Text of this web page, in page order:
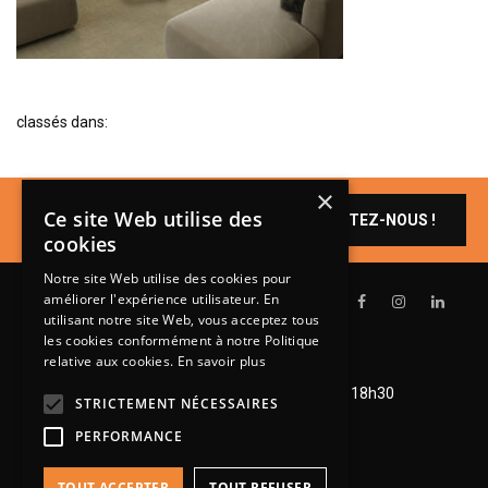
BIBLIOTHÈQUE
TABLE BASSE
TABLES
BAHUT
CONVERTIBLE
LITS RELEVABLES
CADRES DE LIT
classés dans:
Un produit vous
intéresse ?
CONTACTEZ-NOUS !
Lundi de 14h à 18h30
Mardi à vendredi de 9h à 12h et de 14h à 18h30
×
Ce site Web utilise des
cookies
Notre site Web utilise des cookies pour
améliorer l'expérience utilisateur. En
utilisant notre site Web, vous acceptez tous
les cookies conformément à notre Politique
relative aux cookies. En savoir plus
STRICTEMENT NÉCESSAIRES
PERFORMANCE